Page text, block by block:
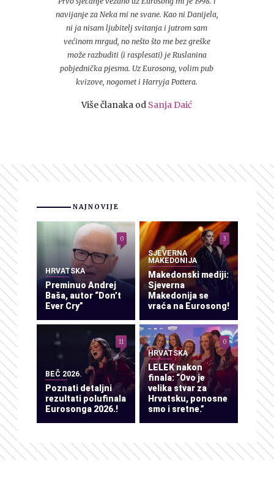
navijanje za Neka mi ne svane. Kao ni Danijela,
ni ja nisam ljubitelj svitanja i jutrom sam
većinom mrgud, no nešto što me bez greške
može razbuditi (i rasplesati) je Ruslanina
pobjednička pjesma. Uz Eurosong, volim pub
kvizove, nogomet i Harryja Pottera.
Više članaka od Sanja Daić
NAJNOVIJE
HRVATSKA
Preminuo Andrej
Baša, autor “Don’t
Ever Cry”
0
SJEVERNA
MAKEDONIJA
Makedonski mediji:
Sjeverna
Makedonija se
vraća na Eurosong!
3
BEČ 2026.
Poznati detaljni
rezultati polufinala
Eurosonga 2026.!
11
HRVATSKA
LELEK nakon
finala: “Ovo je
velika stvar za
Hrvatsku, ponosne
smo i sretne.”
0